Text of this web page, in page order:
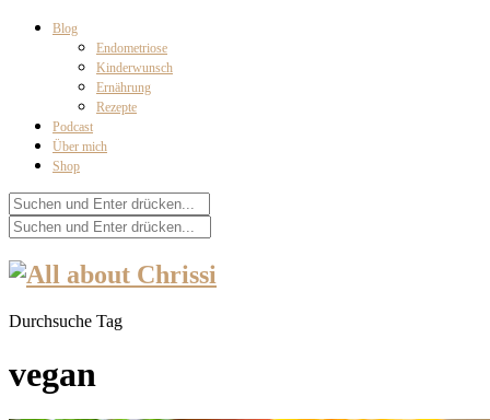
Blog
Endometriose
Kinderwunsch
Ernährung
Rezepte
Podcast
Über mich
Shop
Durchsuche Tag
vegan